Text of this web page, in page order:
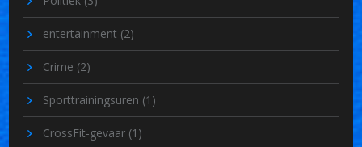
entertainment (2)
Crime (2)
Sporttrainingsuren (1)
CrossFit-gevaar (1)